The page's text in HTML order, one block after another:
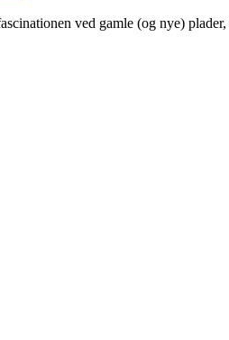
ved gamle (og nye)